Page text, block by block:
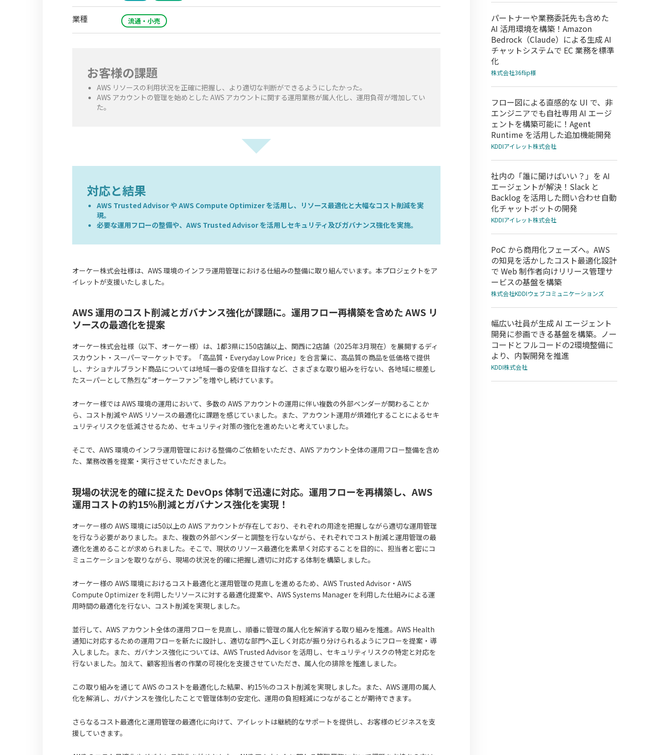
業種 流通・小売
お客様の課題
AWS リソースの利用状況を正確に把握し、より適切な判断ができるようにしたかった。
AWS アカウントの管理を始めとした AWS アカウントに関する運用業務が属人化し、運用負荷が増加してい
た。
対応と結果
AWS Trusted Advisor や AWS Compute Optimizer を活用し、リソース最適化と大幅なコスト削減を実
現。
必要な運用フローの整備や、AWS Trusted Advisor を活用しセキュリティ及びガバナンス強化を実施。
オーケー株式会社様は、AWS 環境のインフラ運用管理における仕組みの整備に取り組んでいます。本プロジェクトをア
イレットが支援いたしました。
AWS 運用のコスト削減とガバナンス強化が課題に。運用フロー再構築を含めた AWS リ
ソースの最適化を提案
オーケー株式会社様（以下、オーケー様）は、1都3県に150店舗以上、関西に2店舗（2025年3月現在）を展開するディ
スカウント・スーパーマーケットです。「高品質・Everyday Low Price」を合言葉に、高品質の商品を低価格で提供
し、ナショナルブランド商品については地域一番の安値を目指すなど、さまざまな取り組みを行ない、各地域に根差し
たスーパーとして熱烈な“オーケーファン”を増やし続けています。
オーケー様では AWS 環境の運用において、多数の AWS アカウントの運用に伴い複数の外部ベンダーが関わることか
ら、コスト削減や AWS リソースの最適化に課題を感じていました。また、アカウント運用が煩雑化することによるセキ
ュリティリスクを低減させるため、セキュリティ対策の強化を進めたいと考えていました。
そこで、AWS 環境のインフラ運用管理における整備のご依頼をいただき、AWS アカウント全体の運用フロー整備を含め
た、業務改善を提案・実行させていただきました。
現場の状況を的確に捉えた DevOps 体制で迅速に対応。運用フローを再構築し、AWS
運用コストの約15％削減とガバナンス強化を実現！
オーケー様の AWS 環境には50以上の AWS アカウントが存在しており、それぞれの用途を把握しながら適切な運用管理
を行なう必要がありました。また、複数の外部ベンダーと調整を行ないながら、それぞれでコスト削減と運用管理の最
適化を進めることが求められました。そこで、現状のリソース最適化を素早く対応することを目的に、担当者と密にコ
ミュニケーションを取りながら、現場の状況を的確に把握し適切に対応する体制を構築しました。
オーケー様の AWS 環境におけるコスト最適化と運用管理の見直しを進めるため、AWS Trusted Advisor・AWS
Compute Optimizer を利用したリソースに対する最適化提案や、AWS Systems Manager を利用した仕組みによる運
用時間の最適化を行ない、コスト削減を実現しました。
並行して、AWS アカウント全体の運用フローを見直し、順番に管理の属人化を解消する取り組みを推進。AWS Health
通知に対応するための運用フローを新たに設計し、適切な部門へ正しく対応が振り分けられるようにフローを提案・導
入しました。また、ガバナンス強化については、AWS Trusted Advisor を活用し、セキュリティリスクの特定と対応を
行ないました。加えて、顧客担当者の作業の可視化を支援させていただき、属人化の排除を推進しました。
この取り組みを通じて AWS のコストを最適化した結果、約15％のコスト削減を実現しました。また、AWS 運用の属人
化を解消し、ガバナンスを強化したことで管理体制の安定化、運用の負担軽減につながることが期待できます。
さらなるコスト最適化と運用管理の最適化に向けて、アイレットは継続的なサポートを提供し、お客様のビジネスを支
援していきます。
パートナーや業務委託先も含めた
AI 活用環境を構築！Amazon
Bedrock（Claude）による生成 AI
チャットシステムで EC 業務を標準
化
株式会社36flip様
フロー図による直感的な UI で、非
エンジニアでも自社専用 AI エージ
ェントを構築可能に！Agent
Runtime を活用した追加機能開発
KDDIアイレット株式会社
社内の「誰に聞けばいい？」を AI
エージェントが解決！Slack と
Backlog を活用した問い合わせ自動
化チャットボットの開発
KDDIアイレット株式会社
PoC から商用化フェーズへ。AWS
の知見を活かしたコスト最適化設計
で Web 制作者向けリリース管理サ
ービスの基盤を構築
株式会社KDDIウェブコミュニケーションズ
幅広い社員が生成 AI エージェント
開発に参画できる基盤を構築。ノー
コードとフルコードの2環境整備に
より、内製開発を推進
KDDI株式会社